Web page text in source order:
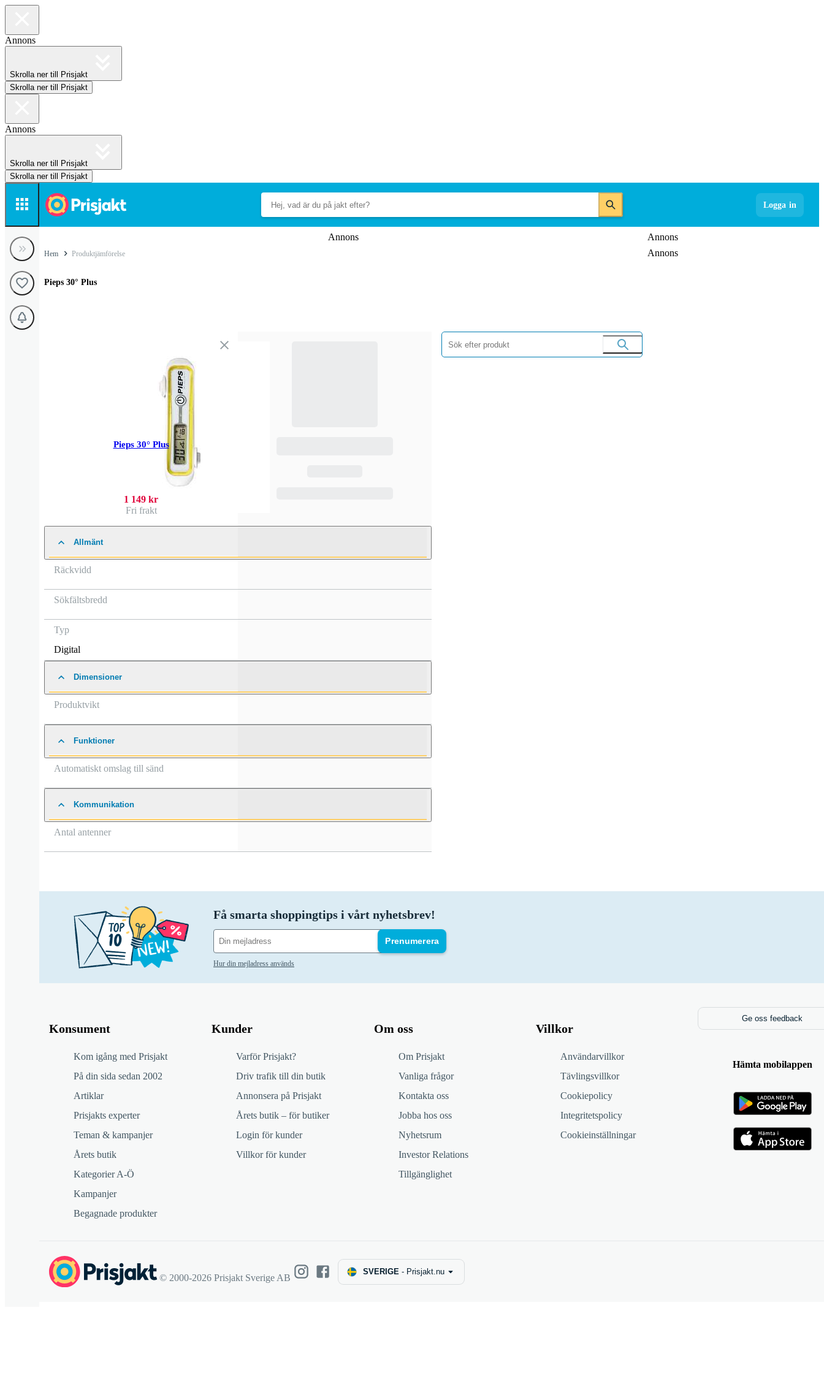
Annons
Skrolla ner till Prisjakt
Skrolla ner till Prisjakt
Annons
Skrolla ner till Prisjakt
Skrolla ner till Prisjakt
Logga in
Annons
Annons
Annons
Hem Produktjämförelse
Pieps 30° Plus
Pieps 30° Plus
1 149 kr
Fri frakt
Allmänt
Räckvidd
Sökfältsbredd
Typ
Digital
Dimensioner
Produktvikt
Funktioner
Automatiskt omslag till sänd
Kommunikation
Antal antenner
Få smarta shoppingtips i vårt nyhetsbrev!
Prenumerera
Hur din mejladress används
Konsument
Kom igång med Prisjakt
På din sida sedan 2002
Artiklar
Prisjakts experter
Teman & kampanjer
Årets butik
Kategorier A-Ö
Kampanjer
Begagnade produkter
Kunder
Varför Prisjakt?
Driv trafik till din butik
Annonsera på Prisjakt
Årets butik – för butiker
Login för kunder
Villkor för kunder
Om oss
Om Prisjakt
Vanliga frågor
Kontakta oss
Jobba hos oss
Nyhetsrum
Investor Relations
Tillgänglighet
Villkor
Användarvillkor
Tävlingsvillkor
Cookiepolicy
Integritetspolicy
Cookieinställningar
Ge oss feedback
Hämta mobilappen
© 2000-2026 Prisjakt Sverige AB
SVERIGE - Prisjakt.nu